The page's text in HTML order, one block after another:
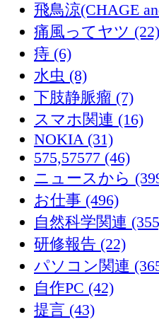
飛鳥涼(CHAGE
痛風ってヤツ (22)
痔 (6)
水虫 (8)
下肢静脈瘤 (7)
スマホ関連 (16)
NOKIA (31)
575,57577 (46)
ニュースから
お仕事 (496)
自然科学関連
研修報告 (22)
パソコン関連
自作PC (42)
提言 (43)